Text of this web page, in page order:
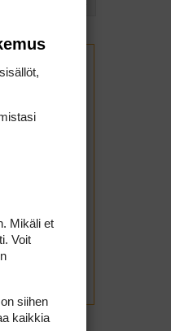
Mikäli et
Voit
siihen
kaikkia